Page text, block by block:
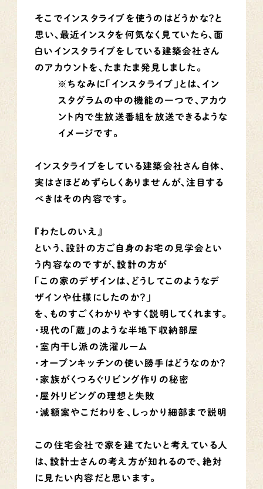
そこでインスタライブを使うのはどうかな？と
思い、最近インスタを何気なく見ていたら、面
白いインスタライブをしている建築会社さん
のアカウントを、たまたま発見しました。
※ちなみに「インスタライブ」とは、イン
スタグラムの中の機能の一つで、アカウ
ント内で生放送番組を放送できるような
イメージです。
インスタライブをしている建築会社さん自体、
実はさほどめずらしくありませんが、注目する
べきはその内容です。
『わたしのいえ』
という、設計の方ご自身のお宅の見学会とい
う内容なのですが、設計の方が
「この家のデザインは、どうしてこのようなデ
ザインや仕様にしたのか？」
を、ものすごくわかりやすく説明してくれます。
・現代の「蔵」のような半地下収納部屋
・室内干し派の洗濯ルーム
・オープンキッチンの使い勝手はどうなのか？
・家族がくつろぐリビング作りの秘密
・屋外リビングの理想と失敗
・減額案やこだわりを、しっかり細部まで説明
この住宅会社で家を建てたいと考えている人
は、設計士さんの考え方が知れるので、絶対
に見たい内容だと思います。